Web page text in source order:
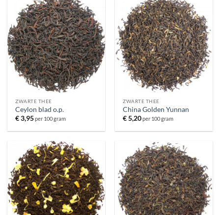
ZWARTE THEE
Ceylon blad o.p.
€3,95per 100 gram
ZWARTE THEE
China Golden Yunnan
€5,20per 100 gram